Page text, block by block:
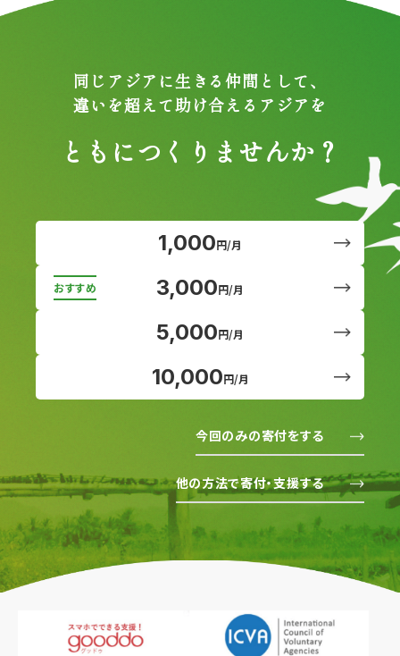
同じアジアに生きる仲間として、
違いを超えて助け合えるアジアを
ともにつくりませんか？
1,000円/月
3,000円/月
5,000円/月
10,000円/月
今回のみの寄付をする
他の方法で寄付・支援する